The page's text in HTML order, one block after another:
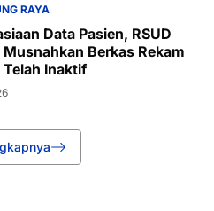
RAYA
Data Pasien, RSUD
Berkas Rekam
Inaktif